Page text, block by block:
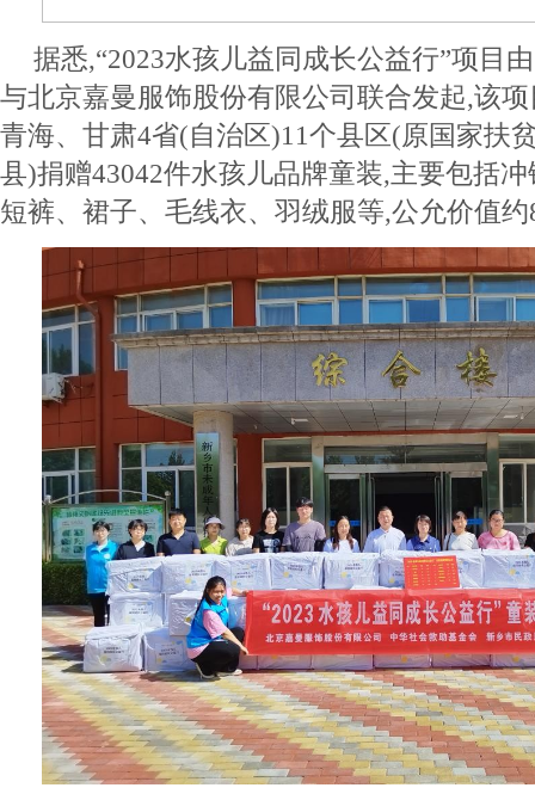
据悉,“2023水孩儿益同成长公益行”项目
与北京嘉曼服饰股份有限公司联合发起,该
青海、甘肃4省(自治区)11个县区(原国家扶
县)捐赠43042件水孩儿品牌童装,主要包括
短裤、裙子、毛线衣、羽绒服等,公允价值